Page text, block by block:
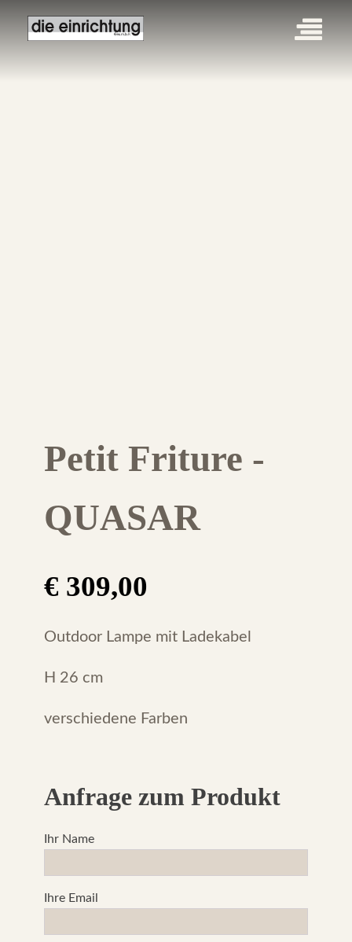
Petit Friture -
QUASAR
€ 309,00
Outdoor Lampe mit Ladekabel
H 26 cm
verschiedene Farben
Anfrage zum Produkt
Ihr Name
Ihre Email